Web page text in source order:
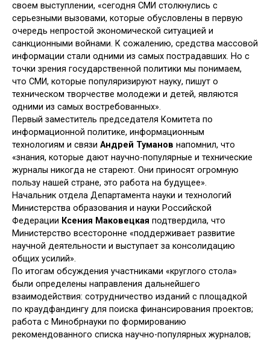
своем выступлении, «сегодня СМИ столкнулись с
серьезными вызовами, которые обусловлены в первую
очередь непростой экономической ситуацией и
санкционными войнами. К сожалению, средства массовой
информации стали одними из самых пострадавших. Но с
точки зрения государственной политики мы понимаем,
что СМИ, которые популяризируют науку, пишут о
техническом творчестве молодежи и детей, являются
одними из самых востребованных».
Первый заместитель председателя Комитета по
информационной политике, информационным
технологиям и связи Андрей Туманов напомнил, что
«знания, которые дают научно-популярные и технические
журналы никогда не стареют. Они приносят огромную
пользу нашей стране, это работа на будущее».
Начальник отдела Департамента науки и технологий
Министерства образования и науки Российской
Федерации Ксения Маковецкая подтвердила, что
Министерство всесторонне «поддерживает развитие
научной деятельности и выступает за консолидацию
общих усилий».
По итогам обсуждения участниками «круглого стола»
были определены направления дальнейшего
взаимодействия: сотрудничество изданий с площадкой
по краудфандингу для поиска финансирования проектов;
работа с Минобрнауки по формированию
рекомендованного списка научно-популярных журналов;